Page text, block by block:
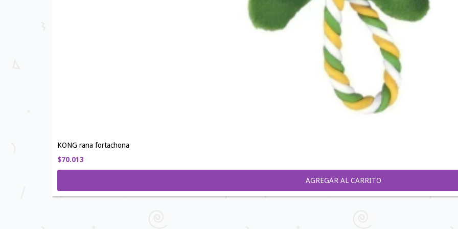
KONG rana fortachona
$70.013
AGREGAR AL CARRITO